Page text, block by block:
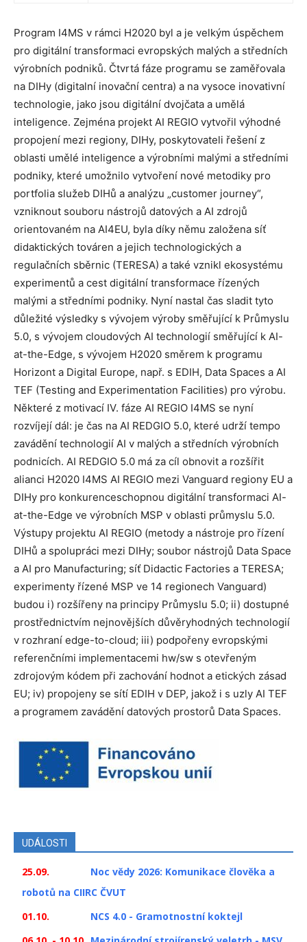
Program I4MS v rámci H2020 byl a je velkým úspěchem
pro digitální transformaci evropských malých a středních
výrobních podniků. Čtvrtá fáze programu se zaměřovala
na DIHy (digitalní inovační centra) a na vysoce inovativní
technologie, jako jsou digitální dvojčata a umělá
inteligence. Zejména projekt AI REGIO vytvořil výhodné
propojení mezi regiony, DIHy, poskytovateli řešení z
oblasti umělé inteligence a výrobními malými a středními
podniky, které umožnilo vytvoření nové metodiky pro
portfolia služeb DIHů a analýzu „customer journey“,
vzniknout souboru nástrojů datových a AI zdrojů
orientovaném na AI4EU, byla díky němu založena síť
didaktických továren a jejich technologických a
regulačních sběrnic (TERESA) a také vznikl ekosystému
experimentů a cest digitální transformace řízených
malými a středními podniky. Nyní nastal čas sladit tyto
důležité výsledky s vývojem výroby směřující k Průmyslu
5.0, s vývojem cloudových AI technologií směřující k AI-
at-the-Edge, s vývojem H2020 směrem k programu
Horizont a Digital Europe, např. s EDIH, Data Spaces a AI
TEF (Testing and Experimentation Facilities) pro výrobu.
Některé z motivací IV. fáze AI REGIO I4MS se nyní
rozvíjejí dál: je čas na AI REDGIO 5.0, které udrží tempo
zavádění technologií AI v malých a středních výrobních
podnicích. AI REDGIO 5.0 má za cíl obnovit a rozšířit
alianci H2020 I4MS AI REGIO mezi Vanguard regiony EU a
DIHy pro konkurenceschopnou digitální transformaci AI-
at-the-Edge ve výrobních MSP v oblasti průmyslu 5.0.
Výstupy projektu AI REGIO (metody a nástroje pro řízení
DIHů a spolupráci mezi DIHy; soubor nástrojů Data Space
a AI pro Manufacturing; síť Didactic Factories a TERESA;
experimenty řízené MSP ve 14 regionech Vanguard)
budou i) rozšířeny na principy Průmyslu 5.0; ii) dostupné
prostřednictvím nejnovějších důvěryhodných technologií
v rozhraní edge-to-cloud; iii) podpořeny evropskými
referenčními implementacemi hw/sw s otevřeným
zdrojovým kódem při zachování hodnot a etických zásad
EU; iv) propojeny se sítí EDIH v DEP, jakož i s uzly AI TEF
a programem zavádění datových prostorů Data Spaces.
UDÁLOSTI
25.09.
Noc vědy 2026: Komunikace člověka a
robotů na CIIRC ČVUT
01.10.
NCS 4.0 - Gramotnostní koktejl